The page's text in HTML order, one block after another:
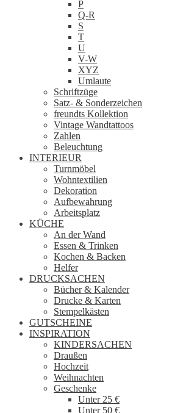
P
Q-R
S
T
U
V-W
XYZ
Umlaute
Schriftzüge
Satz- & Sonderzeichen
freundts Kollektion
Vintage Wandtattoos
Zahlen
Beleuchtung
INTERIEUR
Turnmöbel
Wohntextilien
Dekoration
Aufbewahrung
Arbeitsplatz
KÜCHE
An der Wand
Essen & Trinken
Kochen & Backen
Helfer
DRUCKSACHEN
Bücher & Kalender
Drucke & Karten
Stempelkästen
GUTSCHEINE
INSPIRATION
KINDERSACHEN
Draußen
Hochzeit
Weihnachten
Geschenke
Unter 25 €
Unter 50 €